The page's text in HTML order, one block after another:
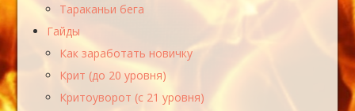
Тараканьи бега
Гайды
Как заработать новичку
Крит (до 20 уровня)
Критоуворот (с 21 уровня)